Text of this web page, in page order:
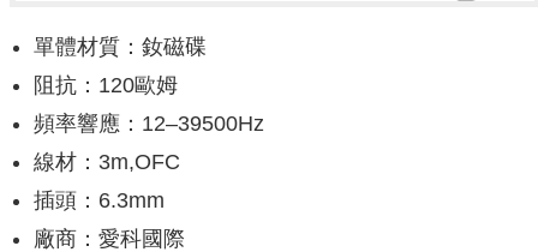
單體材質：釹磁碟
阻抗：120歐姆
頻率響應：12–39500Hz
線材：3m,OFC
插頭：6.3mm
廠商：愛科國際